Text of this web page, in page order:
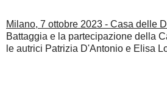
Milano, 7 ottobre 2023 - Casa delle
Battaggia e la partecipazione della
le autrici Patrizia D'Antonio e Elisa